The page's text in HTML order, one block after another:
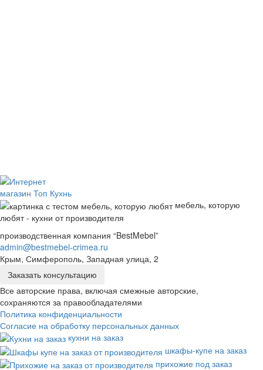
мебель, которую
любят - кухни от производителя
производственная компания “BestMebel”
admin@bestmebel-crimea.ru
Крым, Симферополь, Западная улица, 2
Заказать консультацию
Все авторские права, включая смежные авторские,
сохраняются за правообладателями
Политика конфиденциальности
Согласие на обработку персональных данных
кухни на заказ
шкафы-купе на заказ
прихожие под заказ